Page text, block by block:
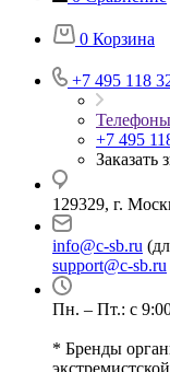
0 Корзина
+7 495 118 32
Телефоны
+7 495
Заказать
129329, г.
info@c-sb.ru
support@c-sb.ru
Пн. – Пт.: с
* Бренды